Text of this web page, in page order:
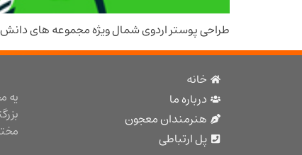
طراحی پوستر اردوی شمال ویژه مجموعه های
خانه
درباره ما
هنرمندان معجون
پل ارتباطی
یه